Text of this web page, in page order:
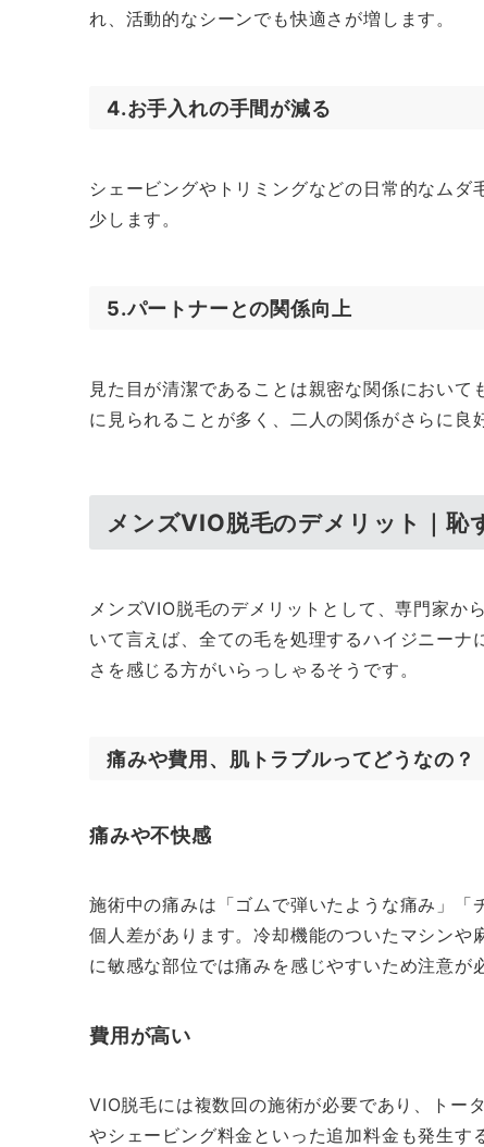
れ、活動的なシーンでも快適さが増します。
4.お手入れの手間が減る
シェービングやトリミングなどの日常的なム
少します。
5.パートナーとの関係向上
見た目が清潔であることは親密な関係におい
に見られることが多く、二人の関係がさらに良
メンズVIO脱毛のデメリット｜恥
メンズVIO脱毛のデメリットとして、専門家か
いて言えば、全ての毛を処理するハイジニー
さを感じる方がいらっしゃるそうです。
痛みや費用、肌トラブルってどうなの？
痛みや不快感
施術中の痛みは「ゴムで弾いたような痛み」「
個人差があります。冷却機能のついたマシン
に敏感な部位では痛みを感じやすいため注意が
費用が高い
VIO脱毛には複数回の施術が必要であり、トー
やシェービング料金といった追加料金も発生す